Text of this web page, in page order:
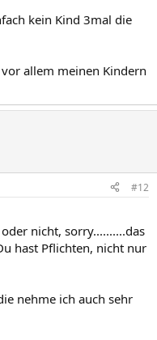
kein Kind 3mal die
allem meinen Kindern
#12
nicht, sorry..........das
hast Pflichten, nicht nur
nehme ich auch sehr